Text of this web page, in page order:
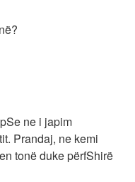
ne i japim
Prandaj, ne kemi
tonë duke përfShirë